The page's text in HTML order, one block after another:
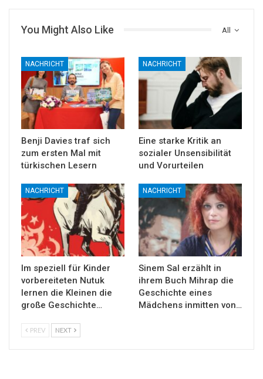
All
You Might Also Like
NACHRICHT
Benji Davies traf sich
zum ersten Mal mit
türkischen Lesern
NACHRICHT
Eine starke Kritik an
sozialer Unsensibilität
und Vorurteilen
NACHRICHT
Im speziell für Kinder
vorbereiteten Nutuk
lernen die Kleinen die
große Geschichte…
NACHRICHT
Sinem Sal erzählt in
ihrem Buch Mihrap die
Geschichte eines
Mädchens inmitten von…
PREV NEXT